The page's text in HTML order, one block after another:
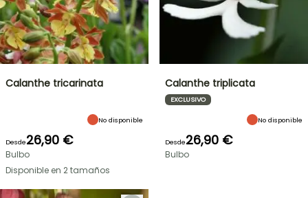
Calanthe tricarinata
No disponible
Desde26,90 €
Bulbo
Disponible en 2 tamaños
Calanthe triplicata
EXCLUSIVO
No disponible
Desde26,90 €
Bulbo